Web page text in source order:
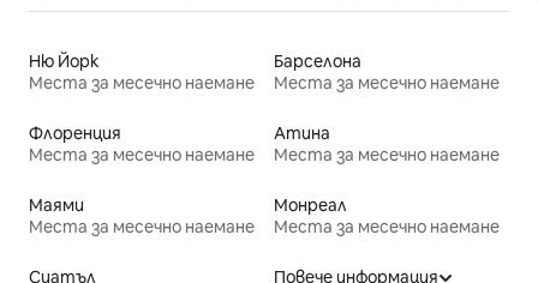
Ню Йорк
Места за месечно наемане
Барселона
Места за месечно наемане
Флоренция
Места за месечно наемане
Атина
Места за месечно наемане
Маями
Места за месечно наемане
Монреал
Места за месечно наемане
Сиатъл
Повече информация